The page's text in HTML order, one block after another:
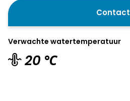
Contact
Verwachte watertemperatuur
20 ℃